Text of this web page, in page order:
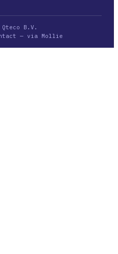
B.V.
— via Mollie